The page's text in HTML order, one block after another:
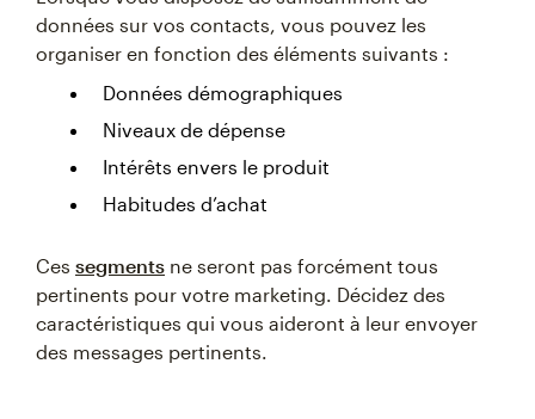
données sur vos contacts, vous pouvez les
organiser en fonction des éléments suivants :
Données démographiques
Niveaux de dépense
Intérêts envers le produit
Habitudes d’achat
Ces segments ne seront pas forcément tous
pertinents pour votre marketing. Décidez des
caractéristiques qui vous aideront à leur envoyer
des messages pertinents.